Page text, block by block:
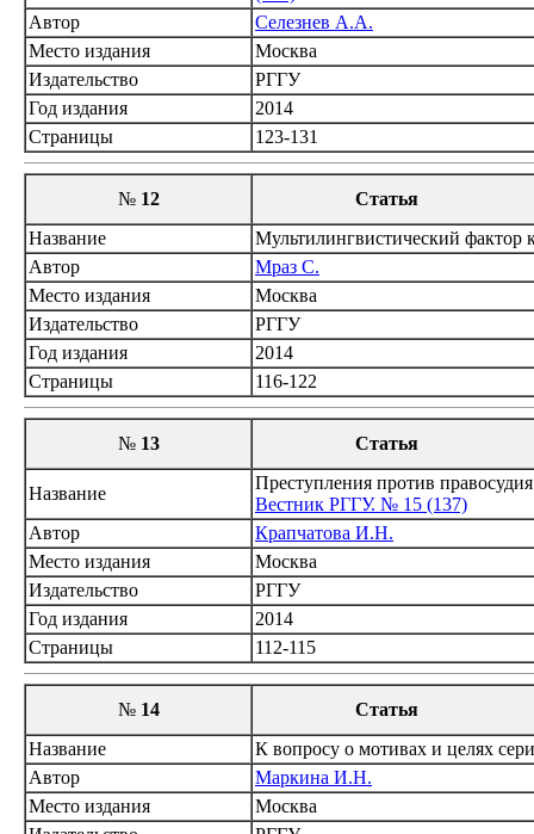
Автор
Селезнев А.А.
Место издания
Москва
Издательство
РГГУ
Год издания
2014
Страницы
123-131
№ 12
Статья
Название
Мультилингвистический фактор
Автор
Мраз С.
Место издания
Москва
Издательство
РГГУ
Год издания
2014
Страницы
116-122
№ 13 Статья
Название
Преступления против
Вестник РГГУ. № 15 (137)
Автор
Крапчатова И.Н.
Место издания
Москва
Издательство
РГГУ
Год издания
2014
Страницы
112-115
№ 14
Статья
Название
К вопросу о мотивах и целях
Автор
Маркина И.Н.
Место издания
Москва